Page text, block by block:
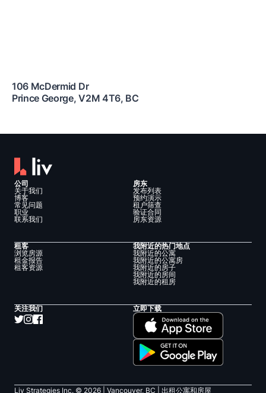
106 McDermid Dr
Prince George,V2M 4T6, BC
公司
关于我们
博客
常见问题
职业
联系我们
房东
发布列表
预约演示
租户筛查
验证合同
房东资源
租客
浏览房源
租金报告
租客资源
我附近的热门地点
我附近的公寓
我附近的公寓房
我附近的房子
我附近的房间
我附近的租房
关注我们 立即下载
Liv Strategies Inc. © 2026 | Vancouver, BC | 出租公寓和房屋